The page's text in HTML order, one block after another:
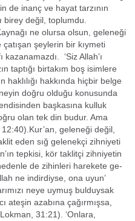
de inanç ve hayat tar­zının
değil, toplumdu.
ne olursa olsun, geleneği
şeylerin bir kıymeti
‘Siz Allah’ı
tap­tığı birtakım boş isimlere
haklılığı hakkında hiç­bir belge
doğru olduğu konusunda
başkasına kulluk
olan tek din budur. Ama
geleneği değil,
eden sığ gelenekçi zihniyeti
tepkisi, kör tak­litçi zihniyetin
de zihinleri harekete ge­
ne indirdiyse, ona uyun’
neye uymuş bulduysak
ateşin azabına çağırmışsa,
31:21). ‘Onla­ra,